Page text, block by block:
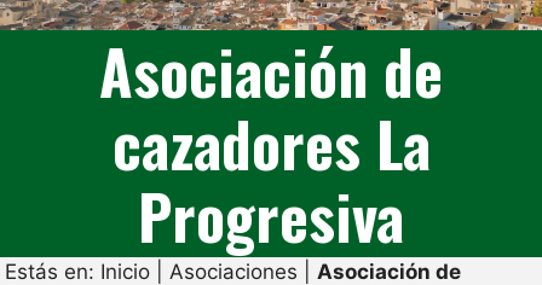
Asociación de
cazadores La
Progresiva
Estás en: Inicio Asociaciones
Asociación de